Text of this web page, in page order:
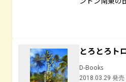
とろとろ
D-Books
2018.03.29 発売